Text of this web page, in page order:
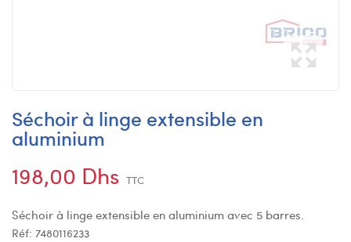
Séchoir à linge extensible en
aluminium
198,00 Dhs TTC
Séchoir à linge extensible en aluminium avec 5 barres.
Réf: 7480116233